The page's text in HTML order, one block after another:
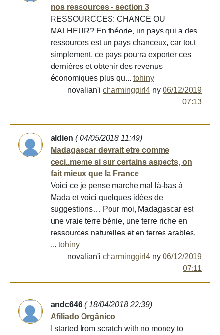
nos ressources - section 3
RESSOURCCES: CHANCE OU
MALHEUR? En théorie, un pays qui a des
ressources est un pays chanceux, car tout
simplement, ce pays pourra exporter ces
dernières et obtenir des revenus
économiques plus qu... tohiny
novalian'i charminggirl4 ny 06/12/2019
07:13
aldien ( 04/05/2018 11:49)
Madagascar devrait etre comme
ceci..meme si sur certains aspects, on
fait mieux que la France
Voici ce je pense marche mal là-bas à
Mada et voici quelques idées de
suggestions… Pour moi, Madagascar est
une vraie terre bénie, une terre riche en
ressources naturelles et en terres arables.
... tohiny
novalian'i charminggirl4 ny 06/12/2019
07:11
andc646 ( 18/04/2018 22:39)
Afiliado Orgânico
I started from scratch with no money to